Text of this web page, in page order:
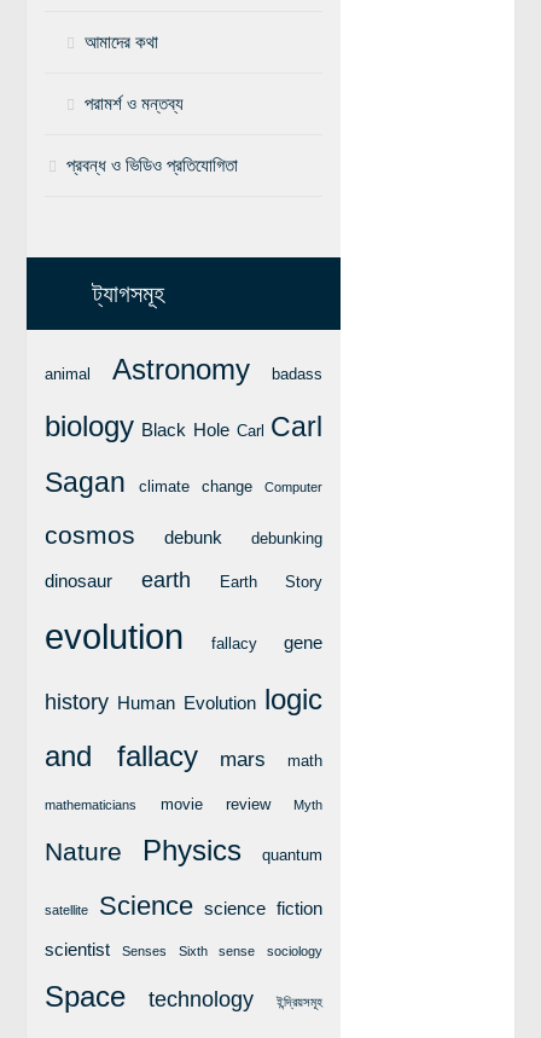
বিশেষ পাতা
তথ্য ও যোগাযোগ
বিজ্ঞানযাত্রা ম্যাগাজিন
যোগাযোগ
বৈজ্ঞানিক কল্পকাহিনী
রিভিউ (বই/মুভি/সিরিজ)
আবিষ্কারের গল্প
আমাদের কথা
পরামর্শ ও মন্তব্য
প্রবন্ধ ও ভিডিও প্রতিযোগিতা
ট্যাগসমূহ
animal Astronomy badass
biology Black Hole Carl Carl
Sagan
climate change Computer
cosmos debunk debunking
dinosaur earth Earth Story
evolution fallacy gene
history Human Evolution logic
and fallacy
mars math
mathematicians movie review Myth
Nature Physics quantum
satellite Science science fiction
scientist Senses Sixth sense sociology
Space technology ইন্দ্রিয়সমূহ